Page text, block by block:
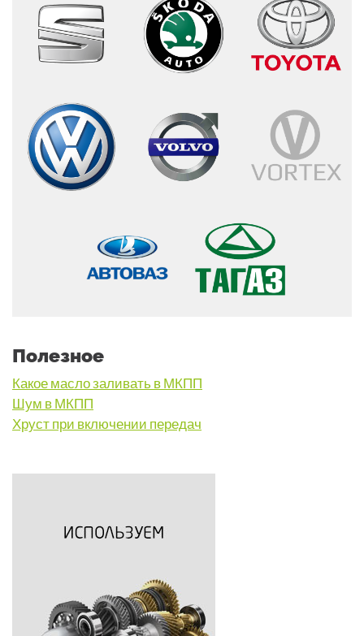
Полезное
Какое масло заливать в МКПП
Шум в МКПП
Хруст при включении передач